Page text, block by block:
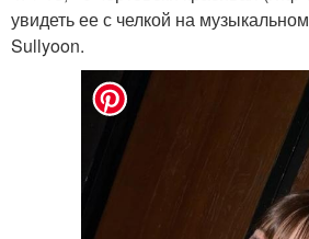
увидеть ее с челкой на
Sullyoon.